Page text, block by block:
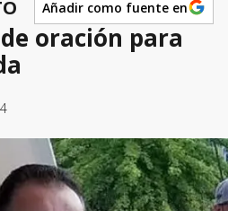
Añadir como fuente en
oración para